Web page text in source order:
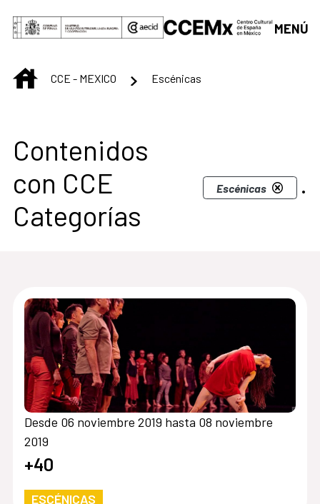
Saltar al contenido principal
MENÚ
INICIOCCE - MEXICO Escénicas
Centro Cultural de
Contenidos
con CCE
Categorías
Escénicas .
Desde 06 noviembre 2019 hasta 08 noviembre
2019
+40
ESCÉNICAS